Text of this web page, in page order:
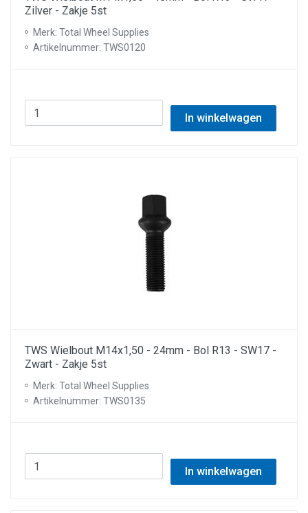
Zilver - Zakje 5st
Merk: Total Wheel Supplies
Artikelnummer: TWS0120
In winkelwagen
TWS Wielbout M14x1,50 - 24mm - Bol R13 - SW17 -
Zwart - Zakje 5st
Merk: Total Wheel Supplies
Artikelnummer: TWS0135
In winkelwagen